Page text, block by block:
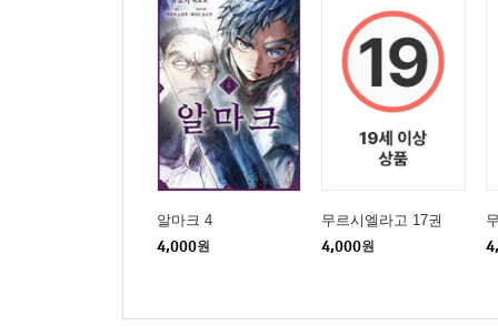
알마크 4
4,000원
무르시엘라고 17권
4,000원